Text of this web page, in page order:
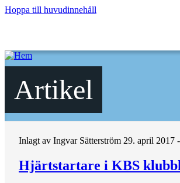
Hoppa till huvudinnehåll
Artikel
Inlagt av Ingvar Sätterström 29. april 2017
Hjärtstartare i KBS